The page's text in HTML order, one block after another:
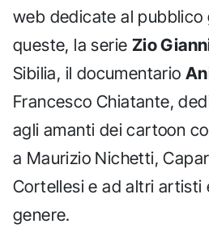
web dedicate al pubblico
queste, la serie Zio
Sibilia, il documentario
Francesco Chiatante,
agli amanti dei cartoon
a Maurizio Nichetti,
Cortellesi e ad altri artisti
genere.